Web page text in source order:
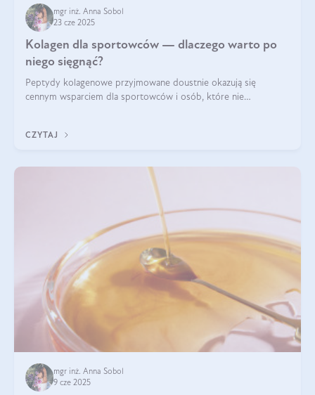
mgr inż. Anna Sobol
23 cze 2025
Kolagen dla sportowców — dlaczego warto po
niego sięgnąć?
Peptydy kolagenowe przyjmowane doustnie okazują się
cennym wsparciem dla sportowców i osób, które nie
CZYTAJ
mgr inż. Anna Sobol
9 cze 2025